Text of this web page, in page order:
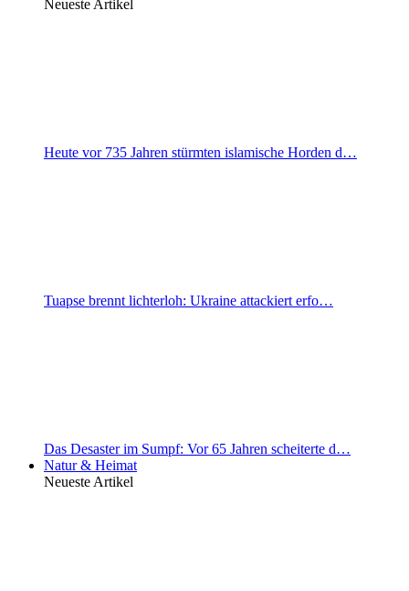
Neueste Artikel
Heute vor 735 Jahren stürmten islamische Horden d…
Tuapse brennt lichterloh: Ukraine attackiert erfo…
Das Desaster im Sumpf: Vor 65 Jahren scheiterte d…
Natur & Heimat
Neueste Artikel